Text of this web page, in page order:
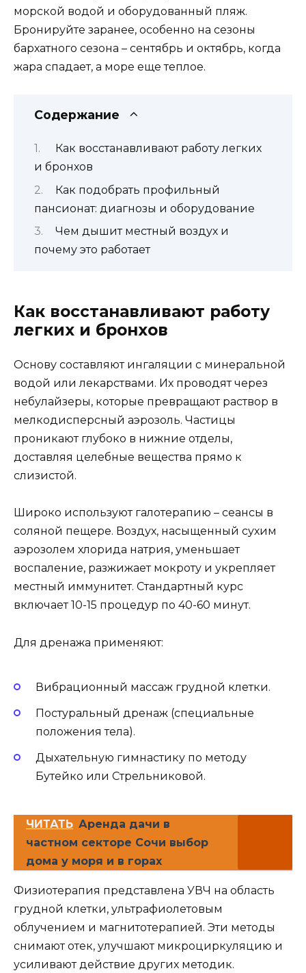
морской водой и оборудованный пляж.
Бронируйте заранее, особенно на сезоны
бархатного сезона – сентябрь и октябрь, когда
жара спадает, а море еще теплое.
Содержание
Как восстанавливают работу легких
и бронхов
Как подобрать профильный
пансионат: диагнозы и оборудование
Чем дышит местный воздух и
почему это работает
Как восстанавливают работу
легких и бронхов
Основу составляют ингаляции с минеральной
водой или лекарствами. Их проводят через
небулайзеры, которые превращают раствор в
мелкодисперсный аэрозоль. Частицы
проникают глубоко в нижние отделы,
доставляя целебные вещества прямо к
слизистой.
Широко используют галотерапию – сеансы в
соляной пещере. Воздух, насыщенный сухим
аэрозолем хлорида натрия, уменьшает
воспаление, разжижает мокроту и укрепляет
местный иммунитет. Стандартный курс
включает 10-15 процедур по 40-60 минут.
Для дренажа применяют:
Вибрационный массаж грудной клетки.
Постуральный дренаж (специальные
положения тела).
Дыхательную гимнастику по методу
Бутейко или Стрельниковой.
ЧИТАТЬ Аренда дачи в
частном секторе Сочи выбор
дома у моря и в горах
Физиотерапия представлена УВЧ на область
грудной клетки, ультрафиолетовым
облучением и магнитотерапией. Эти методы
снимают отек, улучшают микроциркуляцию и
усиливают действие других методик.